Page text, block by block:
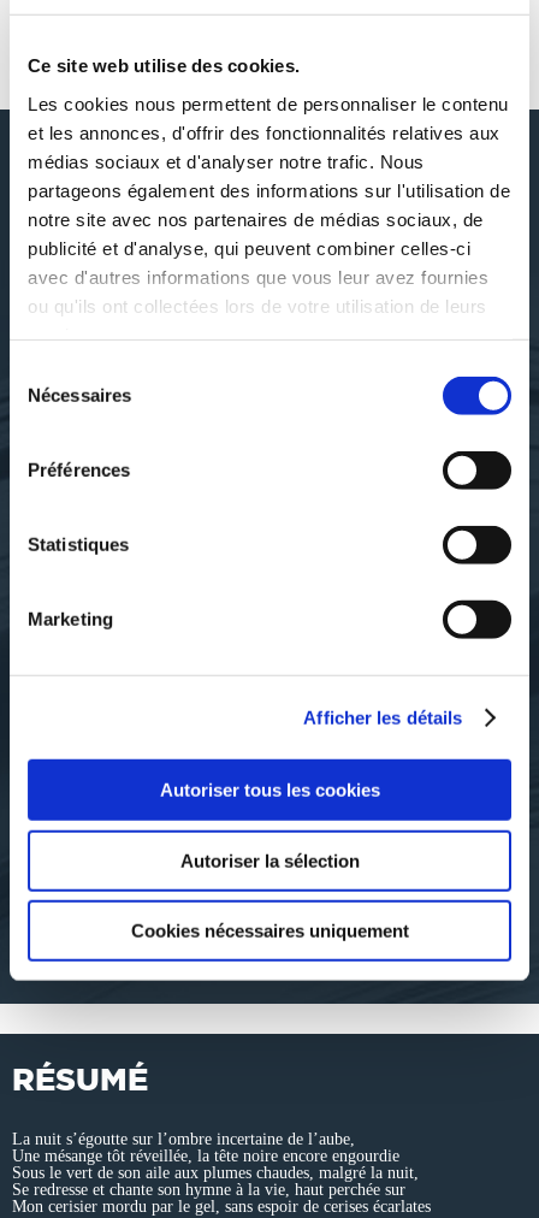
Ce site web utilise des cookies.
Les cookies nous permettent de personnaliser le contenu
et les annonces, d'offrir des fonctionnalités relatives aux
médias sociaux et d'analyser notre trafic. Nous
partageons également des informations sur l'utilisation de
notre site avec nos partenaires de médias sociaux, de
publicité et d'analyse, qui peuvent combiner celles-ci
avec d'autres informations que vous leur avez fournies
ou qu'ils ont collectées lors de votre utilisation de leurs
Nécessaires
Préférences
Statistiques
Marketing
Afficher les détails
Autoriser tous les cookies
Autoriser la sélection
Cookies nécessaires uniquement
AUTOUR DE JEAN-PIERRE COBUT
DÉCOUVRIR JEAN-PIERRE
SES OUVRAGES
4€15
Jean-Pierre Cobut
IL N'EST JAMAIS TROP
TARD
autobiographie-biographie
5€77
RÉSUMÉ
La nuit s’égoutte sur l’ombre incertaine de l’aube,
Une mésange tôt réveillée, la tête noire encore engourdie
Sous le vert de son aile aux plumes chaudes, malgré la nuit,
Se redresse et chante son hymne à la vie, haut perchée sur
Mon cerisier mordu par le gel, sans espoir de cerises écarlates